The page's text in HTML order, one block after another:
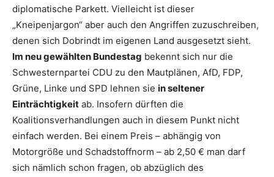
diplomatische Parkett. Vielleicht ist dieser
„Kneipenjargon“ aber auch den Angriffen zuzuschreiben,
denen sich Dobrindt im eigenen Land ausgesetzt sieht.
Im neu gewählten Bundestag bekennt sich nur die
Schwesternpartei CDU zu den Mautplänen, AfD, FDP,
Grüne, Linke und SPD lehnen sie in seltener
Einträchtigkeit ab. Insofern dürften die
Koalitionsverhandlungen auch in diesem Punkt nicht
einfach werden. Bei einem Preis – abhängig von
Motorgröße und Schadstoffnorm – ab 2,50 € man darf
sich nämlich schon fragen, ob abzüglich des